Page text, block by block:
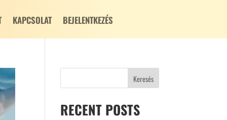
KAPCSOLAT BEJELENTKEZÉS
Keresés
RECENT POSTS